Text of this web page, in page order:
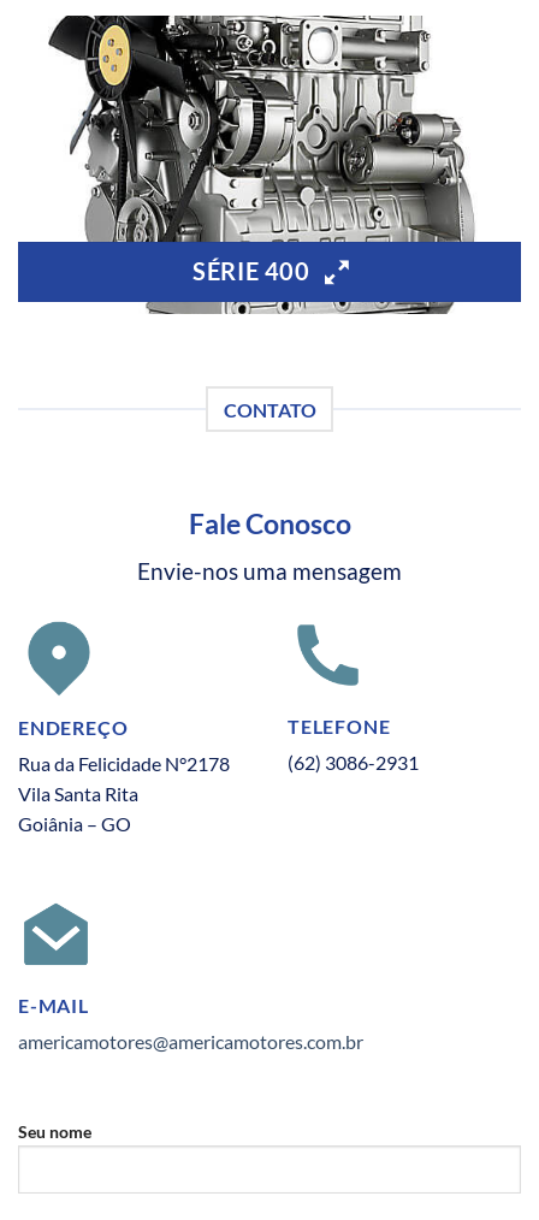
SÉRIE 400
CONTATO
Fale Conosco
Envie-nos uma mensagem
ENDEREÇO
Rua da Felicidade N°2178
Vila Santa Rita
Goiânia – GO
TELEFONE
(62) 3086-2931
E-MAIL
americamotores@americamotores.com.br
Seu nome